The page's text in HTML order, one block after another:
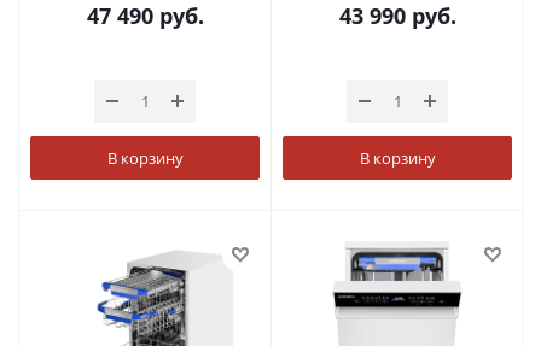
47 490руб.
В корзину
43 990руб.
В корзину